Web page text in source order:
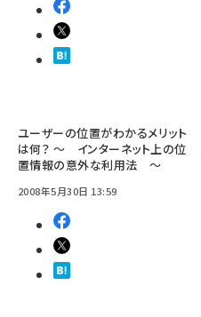
ユーザーの位置がわかるメリット
は何？ ～ インターネット上の位
置情報の意外な利用法 ～
2008年5月30日 13:59